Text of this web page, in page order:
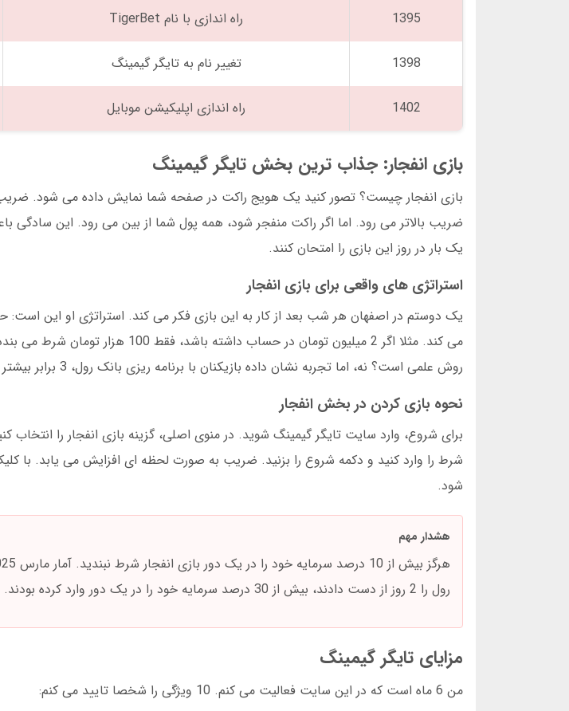
1395 راه اندازی با نام TigerBet
1398 تغییر نام به تایگر گیمینگ
1402 راه اندازی اپلیکیشن موبایل
بازی انفجار: جذاب ترین بخش تایگر گیمینگ
یک بار در روز این بازی را امتحان کنند.
استراتژی های واقعی برای بازی انفجار
می کند. مثلا اگر 2 میلیون تومان در حساب
روش علمی است؟ نه، اما تجربه نشان داده بازیکنان با برنامه ریزی بانک رول، 3 برابر بیشتر در سایت ماندگار می شوند.
نحوه بازی کردن در بخش انفجار
برای شروع، وارد سایت تایگر گیمینگ شوید. در منوی اصلی، گزینه بازی انفجار را
شرط را وارد کنید و دکمه شروع را بزنید. ضریب به صورت لحظه ای افزایش می یابد. با
شود.
هشدار مهم
رول را 2 روز از دست دادند، بیش از 30 درصد سرمایه خود را در یک دور وارد کرده بودند.
مزایای تایگر گیمینگ
من 6 ماه است که در این سایت فعالیت می کنم. 10 ویژگی را شخصا تایید می کنم: